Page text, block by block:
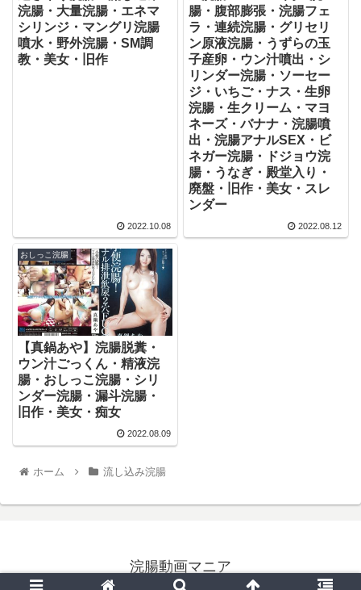
浣腸・大量浣腸・エネマ
シリンジ・マングリ浣腸
噴水・野外浣腸・SM調
教・美女・旧作
2022.10.08
腸・腹部膨張・浣腸フェ
ラ・連続浣腸・グリセリ
ン原液浣腸・うずらの玉
子産卵・ウン汁噴出・シ
リンダー浣腸・ソーセー
ジ・いちご・ナス・生卵
浣腸・生クリーム・マヨ
ネーズ・バナナ・浣腸噴
出・浣腸アナルSEX・ビ
ネガー浣腸・ドジョウ浣
腸・うなぎ・殿堂入り・
廃盤・旧作・美女・スレ
ンダー
2022.08.12
おしっこ浣腸
【真鍋あや】浣腸脱糞・
ウン汁ごっくん・精液浣
腸・おしっこ浣腸・シリ
ンダー浣腸・漏斗浣腸・
旧作・美女・痴女
2022.08.09
ホーム 流し込み浣腸
浣腸動画マニア